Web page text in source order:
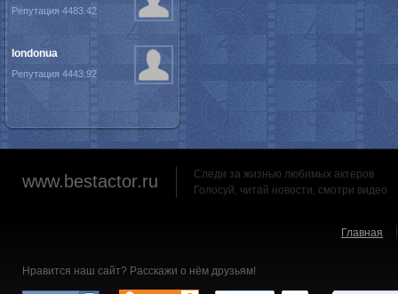
Репутация 4483.42
londonua
Репутация 4443.92
www.bestactor.ru
Следи за жизнью любимых актеров
Голосуй, читай новости, смотри видео
Главная
Нравится наш сайт? Расскажи о нём друзьям!